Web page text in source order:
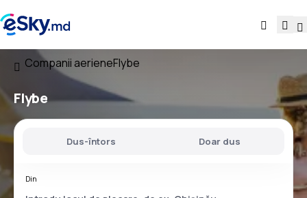
Companii aerieneFlybe
Flybe
Dus-întors Doar dus
Din